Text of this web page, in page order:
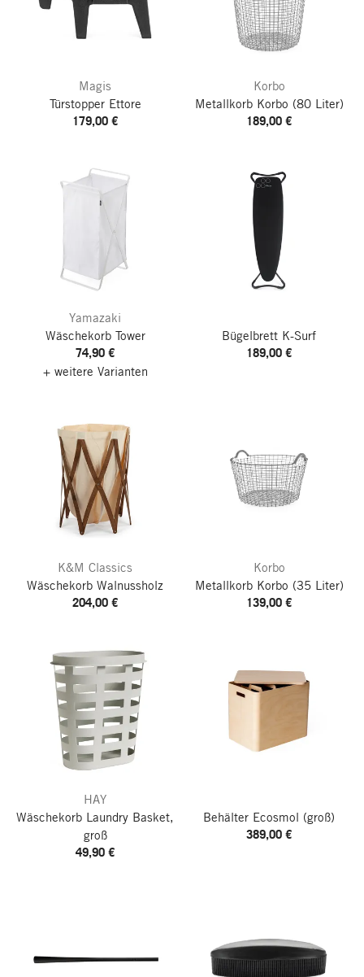
Magis
Türstopper Ettore
179,00 €
Korbo
Metallkorb Korbo (80 Liter)
189,00 €
Yamazaki
Wäschekorb Tower
74,90 €
+ weitere Varianten
Bügelbrett K-Surf
189,00 €
K&M Classics
Wäschekorb Walnussholz
204,00 €
Korbo
Metallkorb Korbo (35 Liter)
139,00 €
HAY
Wäschekorb Laundry Basket,
groß
49,90 €
Behälter Ecosmol (groß)
389,00 €